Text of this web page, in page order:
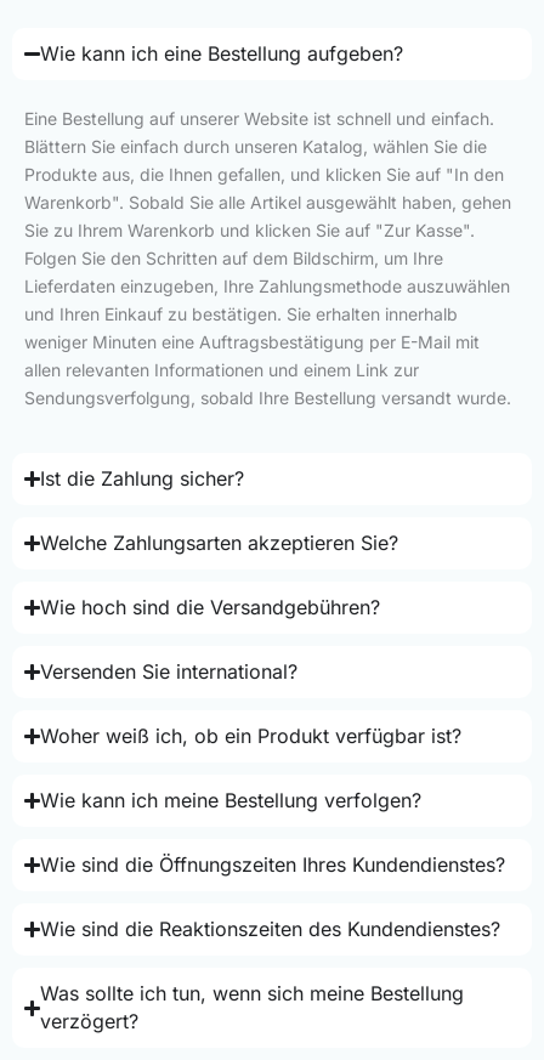
Wie kann ich eine Bestellung aufgeben?
Eine Bestellung auf unserer Website ist schnell und einfach.
Blättern Sie einfach durch unseren Katalog, wählen Sie die
Produkte aus, die Ihnen gefallen, und klicken Sie auf "In den
Warenkorb". Sobald Sie alle Artikel ausgewählt haben, gehen
Sie zu Ihrem Warenkorb und klicken Sie auf "Zur Kasse".
Folgen Sie den Schritten auf dem Bildschirm, um Ihre
Lieferdaten einzugeben, Ihre Zahlungsmethode auszuwählen
und Ihren Einkauf zu bestätigen. Sie erhalten innerhalb
weniger Minuten eine Auftragsbestätigung per E-Mail mit
allen relevanten Informationen und einem Link zur
Sendungsverfolgung, sobald Ihre Bestellung versandt wurde.
Ist die Zahlung sicher?
Welche Zahlungsarten akzeptieren Sie?
Wie hoch sind die Versandgebühren?
Versenden Sie international?
Woher weiß ich, ob ein Produkt verfügbar ist?
Wie kann ich meine Bestellung verfolgen?
Wie sind die Öffnungszeiten Ihres Kundendienstes?
Wie sind die Reaktionszeiten des Kundendienstes?
Was sollte ich tun, wenn sich meine Bestellung
verzögert?